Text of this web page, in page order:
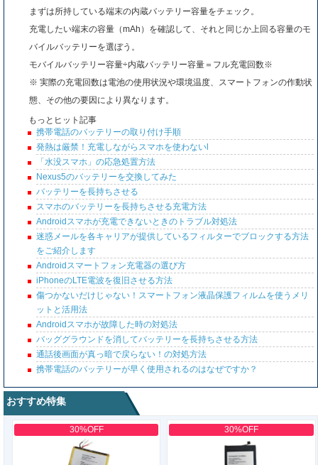
まずは所持している端末の内蔵バッテリー容量をチェック。
充電したい端末の容量（mAh）を確認して、それと同じか上回る容量のモ
バイルバッテリーを選ぼう。
モバイルバッテリー容量÷内蔵バッテリー容量＝フル充電回数※
※ 実際の充電回数は電池の使用状況や環境温度、スマートフォンの作動状
態、その他の要因により異なります。
もっとヒット記事
携帯電話のバッテリーの取り付け手順
発熱は厳禁！充電しながらスマホを使わないl
「水没スマホ」の応急処置方法
Nexus5のバッテリーを交換してみた
バッテリーを長持ちさせる
スマホのバッテリーを長持ちさせる充電方法
Androidスマホが充電できないときのトラブル対処法
迷惑メールを各キャリアが提供しているフィルターでブロックする方法
をご紹介します
Androidスマートフォン充電器の選び方
iPhoneのLTE電波を復旧させる方法
傷つかないだけじゃない！スマートフォン液晶保護フィルムを使うメリ
ットと活用法
Androidスマホが故障した時の対処法
バッググラウンドを消してバッテリーを長持ちさせる方法
通話後画面が真っ暗で戻らない！の対処方法
携帯電話のバッテリーが早く使用されるのはなぜですか？
おすすめ特集
30%OFF 30%OFF